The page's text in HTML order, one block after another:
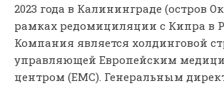
2023 года в Калининграде (остров
рамках редомициляции с Кипра в
Компания является холдинговой
управляющей Европейским
центром (ЕМС). Генеральным